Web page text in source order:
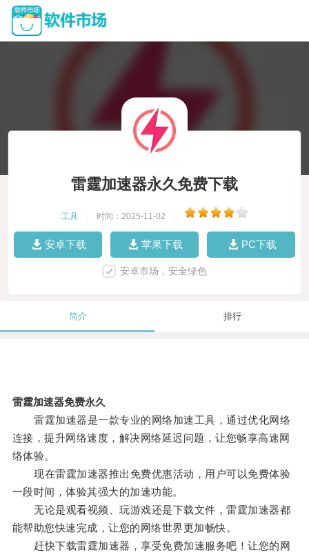
雷霆加速器永久免费下载
工具 时间：2025-11-02
安卓下载 苹果下载 PC下载
安卓市场，安全绿色
简介 排行
雷霆加速器免费永久
雷霆加速器是一款专业的网络加速工具，通过优化网络
连接，提升网络速度，解决网络延迟问题，让您畅享高速网
络体验。
现在雷霆加速器推出免费优惠活动，用户可以免费体验
一段时间，体验其强大的加速功能。
无论是观看视频、玩游戏还是下载文件，雷霆加速器都
能帮助您快速完成，让您的网络世界更加畅快。
赶快下载雷霆加速器，享受免费加速服务吧！让您的网